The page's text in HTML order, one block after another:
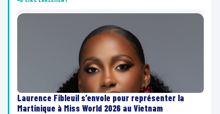
Laurence Fibleuil s’envole pour représenter la
Martinique à Miss World 2026 au Vietnam